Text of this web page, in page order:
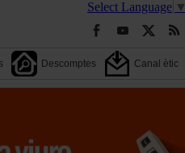
Select Language ▼
Descomptes Canal ètic